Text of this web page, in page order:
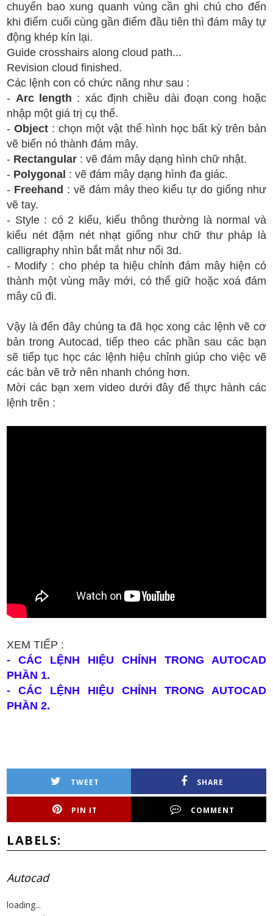
chuyển bao xung quanh vùng cần ghi chú cho đến
khi điểm cuối cùng gần điểm đầu tiên thì đám mây tự
động khép kín lại.
Guide crosshairs along cloud path...
Revision cloud finished.
Các lệnh con có chức năng như sau :
- Arc length : xác định chiều dài đoạn cong hoặc
nhập một giá trị cụ thể.
-Object : chọn một vật thể hình học bất kỳ trên bản
vẽ biến nó thành đám mây.
- Rectangular : vẽ đám mây dạng hình chữ nhật.
- Polygonal : vẽ đám mây dạng hình đa giác.
- Freehand : vẽ đám mây theo kiểu tự do giống như
vẽ tay.
- Style : có 2 kiểu, kiểu thông thường là normal và
kiểu nét đậm nét nhạt giống như chữ thư pháp là
calligraphy nhìn bắt mắt như nổi 3d.
- Modify : cho phép ta hiệu chỉnh đám mây hiện có
thành một vùng mây mới, có thể giữ hoặc xoá đám
mây cũ đi.
Vậy là đến đây chúng ta đã học xong các lệnh vẽ cơ
bản trong Autocad, tiếp theo các phần sau các bạn
sẽ tiếp tục học các lệnh hiệu chỉnh giúp cho việc vẽ
các bản vẽ trở nên nhanh chóng hơn.
Mời các bạn xem video dưới đây để thực hành các
lệnh trên :
XEM TIẾP :
- CÁC LỆNH HIỆU CHỈNH TRONG AUTOCAD
PHẦN 1.
- CÁC LỆNH HIỆU CHỈNH TRONG AUTOCAD
PHẦN 2.
TWEET SHARE
PIN IT COMMENT
LABELS:
Autocad
loading...